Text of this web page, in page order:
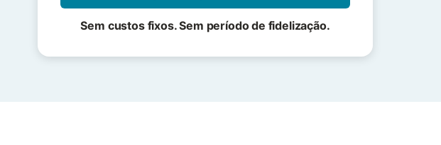
Sem custos fixos. Sem período de fidelização.